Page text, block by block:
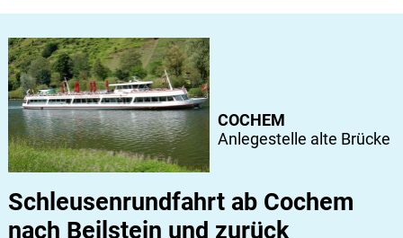
Schleusenrundfahrt ab Cochem
nach Beilstein und zurück
COCHEM
Anlegestelle alte Brücke